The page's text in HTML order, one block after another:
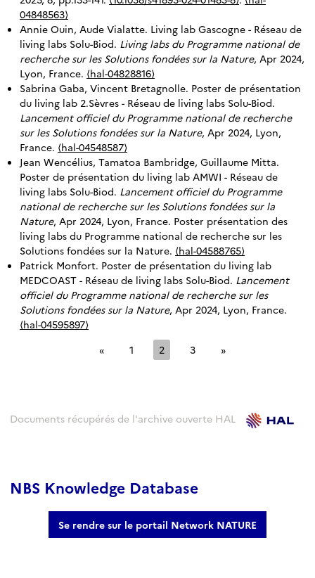
04848563⟩
Annie Ouin, Aude Vialatte. Living lab Gascogne - Réseau de
living labs Solu-Biod. Living labs du Programme national de
recherche sur les Solutions fondées sur la Nature, Apr 2024,
Lyon, France. ⟨hal-04828816⟩
Sabrina Gaba, Vincent Bretagnolle. Poster de présentation
du living lab 2.Sèvres - Réseau de living labs Solu-Biod.
Lancement officiel du Programme national de recherche
sur les Solutions fondées sur la Nature, Apr 2024, Lyon,
France. ⟨hal-04548587⟩
Jean Wencélius, Tamatoa Bambridge, Guillaume Mitta.
Poster de présentation du living lab AMWI - Réseau de
living labs Solu-Biod. Lancement officiel du Programme
national de recherche sur les Solutions fondées sur la
Nature, Apr 2024, Lyon, France. Poster présentation des
living labs du Programme national de recherche sur les
Solutions fondées sur la Nature. ⟨hal-04588765⟩
Patrick Monfort. Poster de présentation du living lab
MEDCOAST - Réseau de living labs Solu-Biod. Lancement
officiel du Programme national de recherche sur les
Solutions fondées sur la Nature, Apr 2024, Lyon, France.
⟨hal-04595897⟩
«
1 2 3 »
Documents récupérés de l'archive ouverte HAL
NBS Knowledge Database
Se rendre sur le portail Network NATURE